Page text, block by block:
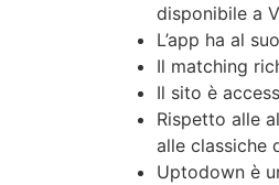
disponibile a
L’app ha al
Il matching
Il sito è
Rispetto alle
alle classiche
Uptodown è